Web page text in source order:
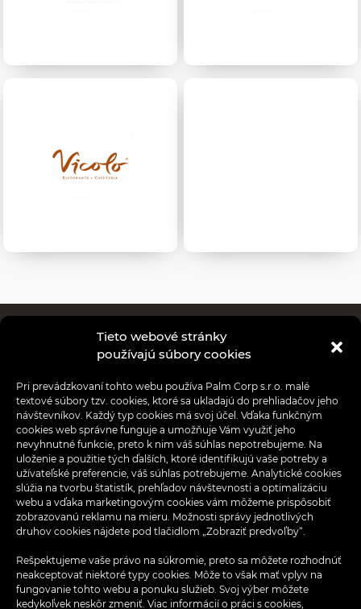
Tieto webové stránky
používajú súbory cookies
Pri prevádzkovaní tohto webu používa Palm Corp s.r.o. malé
textové súbory tzv. cookies, ktoré sa ukladajú do prehliadačov jeho
návštevníkov. Každý typ cookies má svoj účel. Vďaka funkčným
cookies web správne funguje a umožňuje Vám využiť jeho
nevyhnutné funkcie, preto k nim váš súhlas nepotrebujeme. Na
uloženie a použitie tých ďalších, ktoré identifikujú vaše potreby a
užívateľské preferencie, váš súhlas potrebujeme. Analytické cookies
slúžia na tvorbu štatistík, prehľadov návštevnosti a optimalizáciu
webu a vďaka marketingovým cookies vám môžeme prispôsobiť
zobrazovanú reklamu na mieru. Možnosti správy jednotlivých
druhov cookies nájdete pod tlačidlom „Zobraziť predvoľby“.
Rešpektujeme vaše právo na súkromie, preto sa môžete rozhodnúť
neakceptovať niektoré typy cookies. Môže to však mať vplyv na
fungovanie tohto webu a ponuku služieb. Svoj výber môžete
kedykoľvek neskôr zmeniť. Viac informácií o práci s cookies,
Obchody
Reštaurácie
Aktuality
Akcie
Informácie pre nájomcov
Aplikácia OPTIMA
Ponuka práce
Kontakt